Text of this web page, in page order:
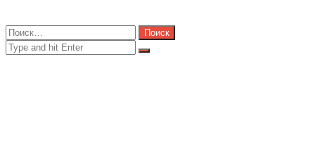
Close
Найти:
Close
Search